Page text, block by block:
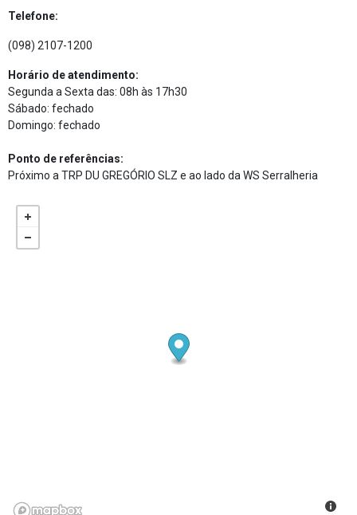
Telefone:
(098) 2107-1200
Horário de atendimento:
Segunda a Sexta das: 08h às 17h30
Sábado: fechado
Domingo: fechado
Ponto de referências:
Próximo a TRP DU GREGÓRIO SLZ e ao lado da WS Serralheria